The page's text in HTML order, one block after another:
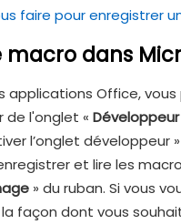
faire pour enregistrer
macro dans
applications Office,
de l'onglet « Développeur
l’onglet
et lire les
» du ruban. Si vous
la façon dont vous